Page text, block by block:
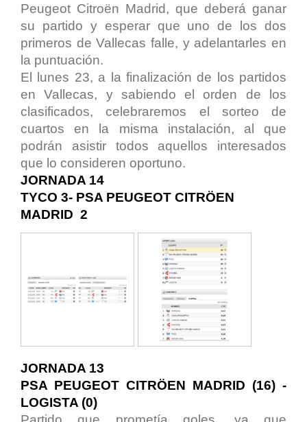
Peugeot Citroën Madrid, que deberá ganar
su partido y esperar que uno de los dos
primeros de Vallecas falle, y adelantarles en
la puntuación.
El lunes 23, a la finalización de los partidos
en Vallecas, y sabiendo el orden de los
clasificados, celebraremos el sorteo de
cuartos en la misma instalación, al que
podrán asistir todos aquellos interesados
que lo consideren oportuno.
JORNADA 14
TYCO 3- PSA PEUGEOT CITRÖEN
MADRID 2
JORNADA 13
PSA PEUGEOT CITRÖEN MADRID (16) -
LOGISTA (0)